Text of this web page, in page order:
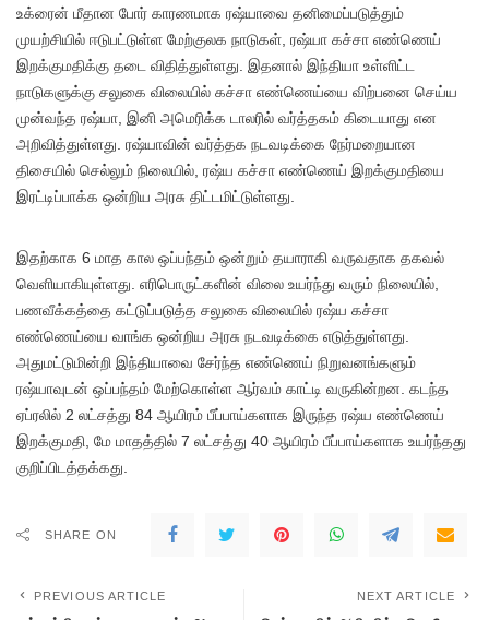
உக்ரைன் மீதான போர் காரணமாக ரஷ்யாவை தனிமைப்படுத்தும்
முயற்சியில் ஈடுபட்டுள்ள மேற்குலக நாடுகள், ரஷ்யா கச்சா எண்ணெய்
இறக்குமதிக்கு தடை விதித்துள்ளது. இதனால் இந்தியா உள்ளிட்ட
நாடுகளுக்கு சலுகை விலையில் கச்சா எண்ணெய்யை விற்பனை செய்ய
முன்வந்த ரஷ்யா, இனி அமெரிக்க டாலரில் வர்த்தகம் கிடையாது என
அறிவித்துள்ளது. ரஷ்யாவின் வர்த்தக நடவடிக்கை நேர்மறையான
திசையில் செல்லும் நிலையில், ரஷ்ய கச்சா எண்ணெய் இறக்குமதியை
இரட்டிப்பாக்க ஒன்றிய அரசு திட்டமிட்டுள்ளது.
இதற்காக 6 மாத கால ஒப்பந்தம் ஒன்றும் தயாராகி வருவதாக தகவல்
வெளியாகியுள்ளது. எரிபொருட்களின் விலை உயர்ந்து வரும் நிலையில்,
பணவீக்கத்தை கட்டுப்படுத்த சலுகை விலையில் ரஷ்ய கச்சா
எண்ணெய்யை வாங்க ஒன்றிய அரசு நடவடிக்கை எடுத்துள்ளது.
அதுமட்டுமின்றி இந்தியாவை சேர்ந்த எண்ணெய் நிறுவனங்களும்
ரஷ்யாவுடன் ஒப்பந்தம் மேற்கொள்ள ஆர்வம் காட்டி வருகின்றன. கடந்த
ஏப்ரலில் 2 லட்சத்து 84 ஆயிரம் பீப்பாய்களாக இருந்த ரஷ்ய எண்ணெய்
இறக்குமதி, மே மாதத்தில் 7 லட்சத்து 40 ஆயிரம் பீப்பாய்களாக உயர்ந்தது
குறிப்பிடத்தக்கது.
SHARE ON
PREVIOUS ARTICLE NEXT ARTICLE